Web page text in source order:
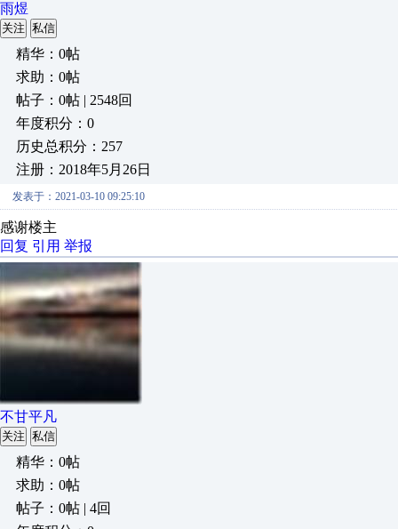
雨煜
关注 私信
精华：0帖
求助：0帖
帖子：0帖 | 2548回
年度积分：0
历史总积分：257
注册：2018年5月26日
发表于：2021-03-10 09:25:10
感谢楼主
回复 引用 举报
不甘平凡
关注 私信
精华：0帖
求助：0帖
帖子：0帖 | 4回